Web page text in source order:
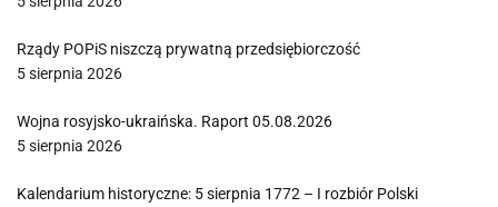
Rządy POPiS niszczą prywatną przedsiębiorczość
5 sierpnia 2026
Wojna rosyjsko-ukraińska. Raport 05.08.2026
5 sierpnia 2026
Kalendarium historyczne: 5 sierpnia 1772 – I rozbiór Polski